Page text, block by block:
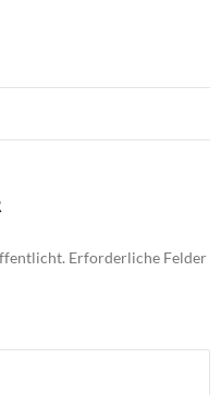
Erforderliche Felder